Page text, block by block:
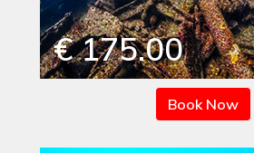
€ 175.00
Book Now